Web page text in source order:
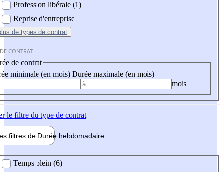
Profession libérale (1)
Reprise d'entreprise
de types de contrat
CONTRAT
de contrat
minimale (en mois) Durée maximale (en mois)
mois
le filtre du type de contrat
filtres de Durée hebdomadaire
Temps plein (6)